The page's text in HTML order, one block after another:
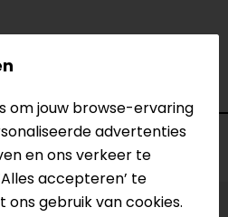
om jouw browse-ervaring
advertenties
en ons verkeer te
accepteren’ te
ons gebruik van cookies.